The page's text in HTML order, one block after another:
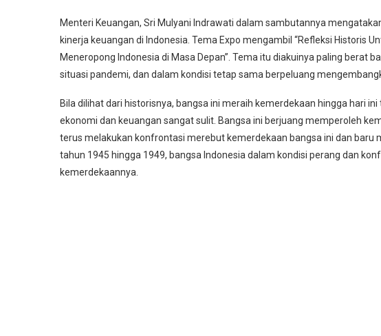
Menteri Keuangan, Sri Mulyani Indrawati dalam sambutannya
kinerja keuangan di Indonesia. Tema Expo mengambil “Refleksi Historis
Meneropong Indonesia di Masa Depan”. Tema itu diakuinya paling berat
situasi pandemi, dan dalam kondisi tetap sama berpeluang
Bila dilihat dari historisnya, bangsa ini meraih kemerdekaan hingga hari
ekonomi dan keuangan sangat sulit. Bangsa ini berjuang memperoleh
terus melakukan konfrontasi merebut kemerdekaan bangsa ini dan baru
tahun 1945 hingga 1949, bangsa Indonesia dalam kondisi perang dan
kemerdekaannya.